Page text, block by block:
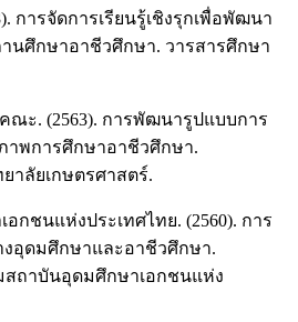
การจัดการเรียนรู้เชิงรุกเพื่อพัฒนา
นศึกษาอาชีวศึกษา. วารสารศึกษา
ะ. (2563). การพัฒนารูปแบบการ
พการศึกษาอาชีวศึกษา.
าลัยเกษตรศาสตร์.
กชนแห่งประเทศไทย. (2560). การ
อุดมศึกษาและอาชีวศึกษา.
ถาบันอุดมศึกษาเอกชนแห่ง